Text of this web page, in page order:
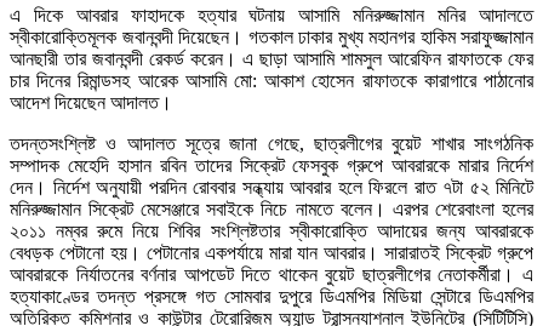
এ দিকে আবরার ফাহাদকে হত্যার ঘটনায় আসামি মনিরুজ্জামান মনির আদালতে
স্বীকারোক্তিমূলক জবানবন্দী দিয়েছেন। গতকাল ঢাকার মুখ্য মহানগর হাকিম সরাফুজ্জামান
আনছারী তার জবানবন্দী রেকর্ড করেন। এ ছাড়া আসামি শামসুল আরেফিন রাফাতকে ফের
চার দিনের রিমান্ডসহ আরেক আসামি মো: আকাশ হোসেন রাফাতকে কারাগারে পাঠানোর
আদেশ দিয়েছেন আদালত।
তদন্তসংশ্লিষ্ট ও আদালত সূত্রে জানা গেছে, ছাত্রলীগের বুয়েট শাখার সাংগঠনিক
সম্পাদক মেহেদি হাসান রবিন তাদের সিক্রেট ফেসবুক গ্রুপে আবরারকে মারার নির্দেশ
দেন। নির্দেশ অনুযায়ী পরদিন রোববার সন্ধ্যায় আবরার হলে ফিরলে রাত ৭টা ৫২ মিনিটে
মনিরুজ্জামান সিক্রেট মেসেঞ্জারে সবাইকে নিচে নামতে বলেন। এরপর শেরেবাংলা হলের
২০১১ নম্বর রুমে নিয়ে শিবির সংশ্লিষ্টতার স্বীকারোক্তি আদায়ের জন্য আবরারকে
বেধড়ক পেটানো হয়। পেটানোর একপর্যায়ে মারা যান আবরার। সারারাতই সিক্রেট গ্রুপে
আবরারকে নির্যাতনের বর্ণনার আপডেট দিতে থাকেন বুয়েট ছাত্রলীগের নেতাকর্মীরা। এ
হত্যাকাণ্ডের তদন্ত প্রসঙ্গে গত সোমবার দুপুরে ডিএমপির মিডিয়া সেন্টারে ডিএমপির
অতিরিক্ত কমিশনার ও কাউন্টার টেরোরিজম অ্যান্ড ট্রান্সন্যাশনাল ইউনিটের (সিটিটিসি)